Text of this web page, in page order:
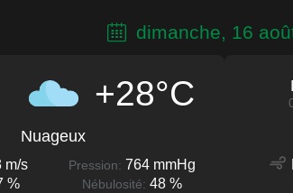
dimanche, 16
+28°C
Nuageux
m/s Pression: 764 mmHg
% Nébulosité: 48 %